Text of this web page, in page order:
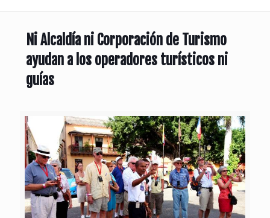
Ni Alcaldía ni Corporación de Turismo
ayudan a los operadores turísticos ni
guías